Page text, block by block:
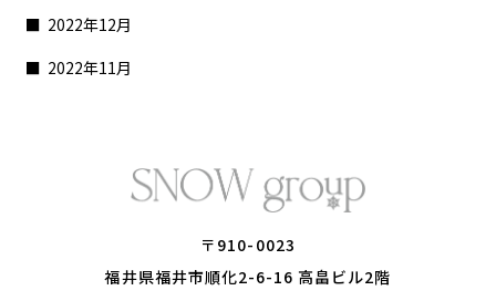
2022年12月
2022年11月
〒910-0023
​​​​​​​福井県福井市順化2-6-16 高畠ビル2階